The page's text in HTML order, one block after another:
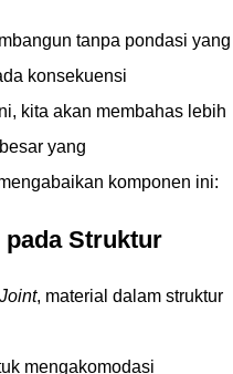
tanpa pondasi yang
konsekuensi
kita akan membahas lebih
yang
komponen ini:
pada Struktur
, material dalam struktur
mengakomodasi